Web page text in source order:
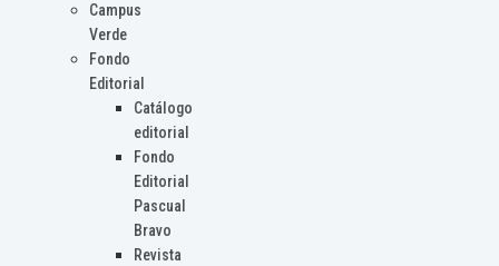
Campus
Verde
Fondo
Editorial
Catálogo
editorial
Fondo
Editorial
Pascual
Bravo
Revista